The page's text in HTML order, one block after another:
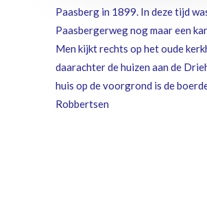
Paasberg in 1899. In deze tijd
Paasbergerweg nog maar een
Men kijkt rechts op het oude
daarachter de huizen aan de
huis op de voorgrond is de
Robbertsen